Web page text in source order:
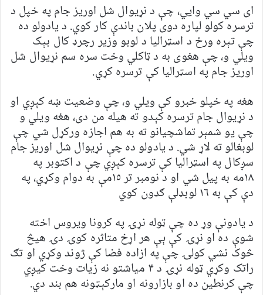
اى سي سي وايي، چې د نړيوال شل اوريز جام په خپل د
ترسره کولو لپاره دوى پلان باندې کار کوي. د يادولو ده
چې تېره ورځ د اسټراليا د لوبو وزير رچرډ کال بېک
ويلي و، چې هغوى به د ټاکلي وخت سره سم نړيوال شل
اوريز جام په اسټراليا کې ترسره کړي.
هغه په خپلو خبرو کې ويلي و، چې وضعيت ښه کېږي او
د نړيوال جام ترسره کېدو ته هيله من دى، هغه ويلي و
چې يو شمېر تماشچيانو ته به هم اجازه ورکړل شي چې
لوبغالو ته لاړ شي. د يادولو ده چې نړيوال شل اوريز جام
سږکال په اسټراليا کې ترسره کېږي چې د اکتوبر په
١٨مه به پيل شي او د نومبر تر ١٥مې به دوام وکړي، په
دې کې به ١٦ لوبډلې ګډون کوي
د یادونې وړ ده چې ټوله نړۍ په کرونا ویروس اخته
شوې ده او نړۍ کې ېې هر اړخ متاثره کوۍ دۍ هیڅ
څوک نشي کولۍ چې په ازاده فضا کې ژوند وکړي او تګ
راتک وکړي ټوله نړۍ د ۴ میاشتو نه زیات وخت کیږي
چې کرنطین ده او بازارونه او مارکېټونه هم بند دي.